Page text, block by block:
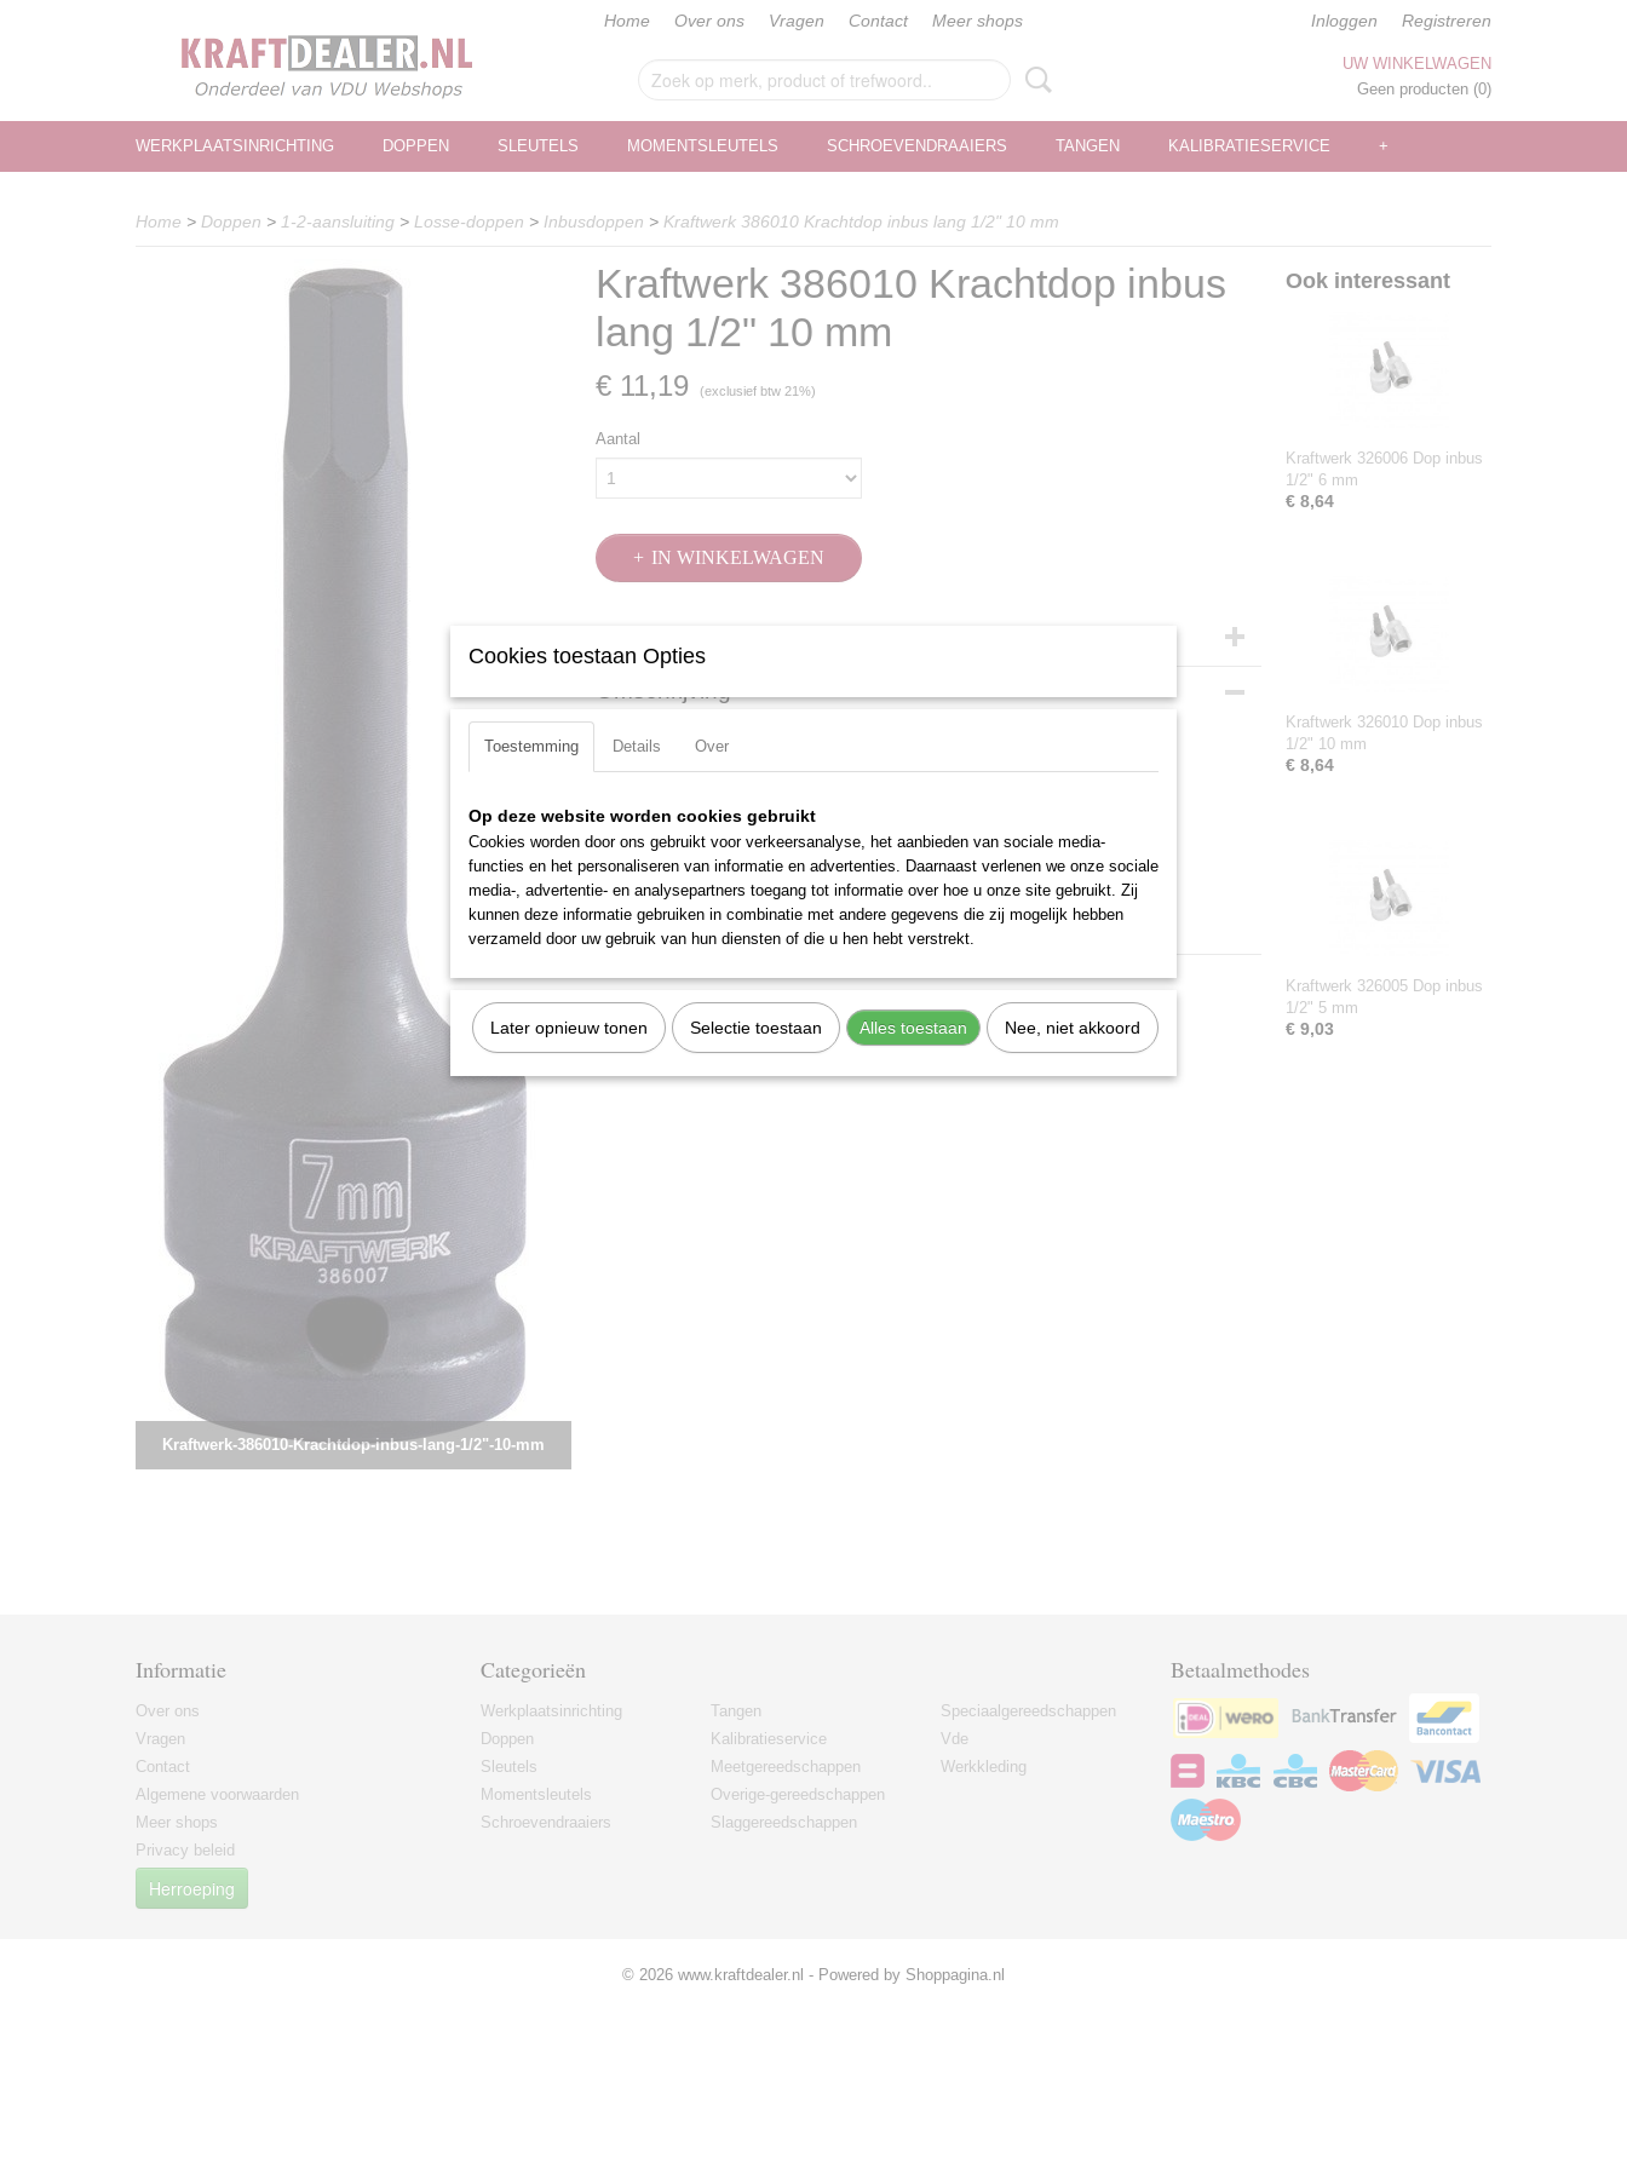
Home Over ons Vragen Contact Meer shops Inloggen Registreren
UW WINKELWAGEN
Geen producten (0)
WERKPLAATSINRICHTING DOPPEN SLEUTELS MOMENTSLEUTELS SCHROEVENDRAAIERS TANGEN KALIBRATIESERVICE +
Home > Doppen > 1-2-aansluiting > Losse-doppen > Inbusdoppen > Kraftwerk 386010 Krachtdop inbus lang 1/2" 10 mm
Kraftwerk-386010-Krachtdop-inbus-lang-1/2"-10-mm
Kraftwerk 386010 Krachtdop inbus
lang 1/2" 10 mm
€ 11,19 (exclusief btw 21%)
Aantal
IN WINKELWAGEN
EAN code
7612206095617
Uitvoering: Inbus, lang
Materiaal: Chroom Molybdeen
Totale lengte: 78 mm
Maat: 10 mm
Aandrijfgrootte: 1/2 inch
Ook interessant
Kraftwerk 326006 Dop inbus
1/2" 6 mm
€ 8,64
Kraftwerk 326010 Dop inbus
1/2" 10 mm
€ 8,64
Kraftwerk 326005 Dop inbus
1/2" 5 mm
€ 9,03
Informatie
Over ons
Vragen
Contact
Algemene voorwaarden
Meer shops
Privacy beleid
Herroeping
Categorieën
Werkplaatsinrichting
Doppen
Sleutels
Momentsleutels
Schroevendraaiers
Tangen
Kalibratieservice
Meetgereedschappen
Overige-gereedschappen
Slaggereedschappen
Speciaalgereedschappen
Vde
Werkkleding
Betaalmethodes
© 2026 www.kraftdealer.nl - Powered by Shoppagina.nl
Cookies toestaan Opties
Toestemming Details Over
Op deze website worden cookies gebruikt
Cookies worden door ons gebruikt voor verkeersanalyse, het aanbieden van sociale media-
functies en het personaliseren van informatie en advertenties. Daarnaast verlenen we onze sociale
media-, advertentie- en analysepartners toegang tot informatie over hoe u onze site gebruikt. Zij
kunnen deze informatie gebruiken in combinatie met andere gegevens die zij mogelijk hebben
verzameld door uw gebruik van hun diensten of die u hen hebt verstrekt.
Later opnieuw tonen Selectie toestaan Alles toestaan Nee, niet akkoord